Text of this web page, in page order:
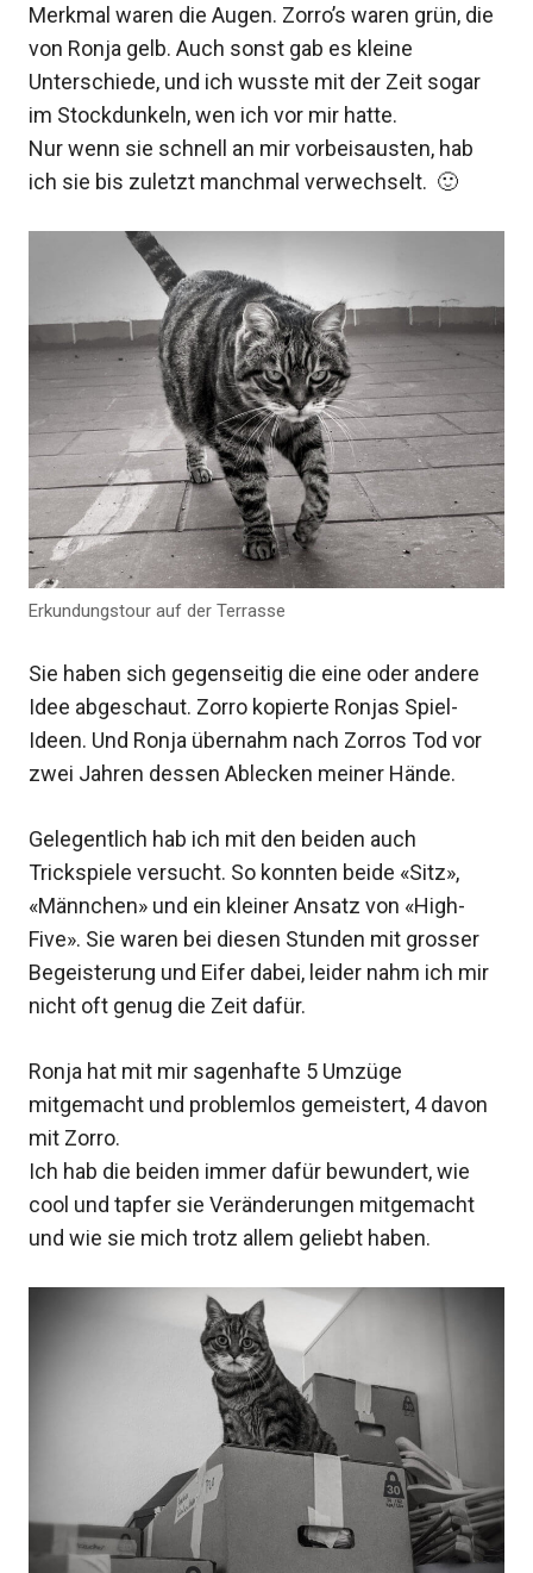
Merkmal waren die Augen. Zorro’s waren grün, die
von Ronja gelb. Auch sonst gab es kleine
Unterschiede, und ich wusste mit der Zeit sogar
im Stockdunkeln, wen ich vor mir hatte.
Nur wenn sie schnell an mir vorbeisausten, hab
ich sie bis zuletzt manchmal verwechselt. 🙂
Erkundungstour auf der Terrasse
Sie haben sich gegenseitig die eine oder andere
Idee abgeschaut. Zorro kopierte Ronjas Spiel-
Ideen. Und Ronja übernahm nach Zorros Tod vor
zwei Jahren dessen Ablecken meiner Hände.
Gelegentlich hab ich mit den beiden auch
Trickspiele versucht. So konnten beide «Sitz»,
«Männchen» und ein kleiner Ansatz von «High-
Five». Sie waren bei diesen Stunden mit grosser
Begeisterung und Eifer dabei, leider nahm ich mir
nicht oft genug die Zeit dafür.
Ronja hat mit mir sagenhafte 5 Umzüge
mitgemacht und problemlos gemeistert, 4 davon
mit Zorro.
Ich hab die beiden immer dafür bewundert, wie
cool und tapfer sie Veränderungen mitgemacht
und wie sie mich trotz allem geliebt haben.